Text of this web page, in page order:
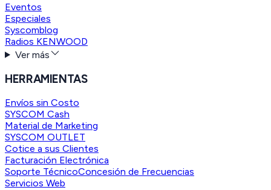
Eventos
Especiales
Syscomblog
Radios KENWOOD
Ver más
HERRAMIENTAS
Envíos sin Costo
SYSCOM Cash
Material de Marketing
SYSCOM OUTLET
Cotice a sus Clientes
Facturación Electrónica
Soporte TécnicoConcesión de Frecuencias
Servicios Web